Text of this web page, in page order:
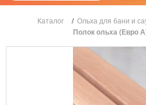
Каталог / Ольха для бани и
Полок ольха (Евро